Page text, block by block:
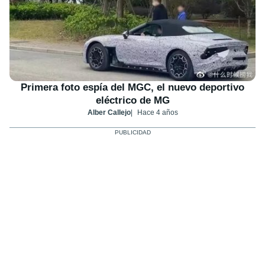
Primera foto espía del MGC, el nuevo deportivo
eléctrico de MG
Alber Callejo Hace 4 años